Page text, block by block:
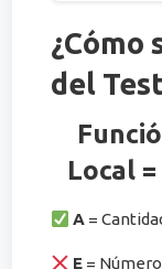
¿Cómo
del
Local
A =
E =